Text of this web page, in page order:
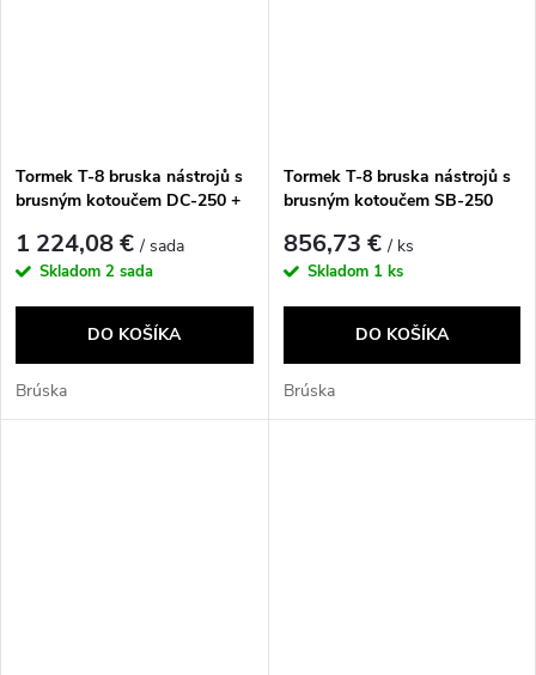
Tormek T-8 bruska nástrojů s
brusným kotoučem DC-250 +
1 224,08 €/ sada
Skladom 2 sada
DO KOŠÍKA
Brúska
Tormek T-8 bruska nástrojů s
brusným kotoučem SB-250
856,73 €/ ks
Skladom 1 ks
DO KOŠÍKA
Brúska